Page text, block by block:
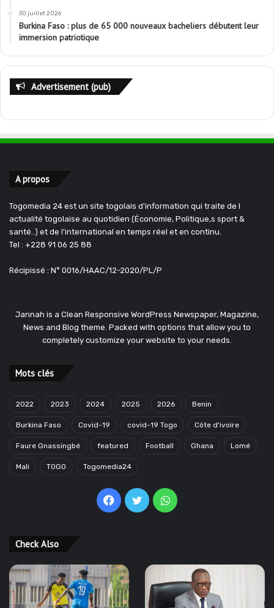
30 juillet 2026
Burkina Faso : plus de 65 000 nouveaux bacheliers débutent leur
immersion patriotique
Advertisement (pub)
A propos
Togomedia 24 est un site togolais d'information qui traite de l
actualité togolaise au quotidien (Économie, Politique,s sport &
santé..) et de l'international en temps réel et en continu.
Tel : +228 91 06 25 88
Récipissé : N° 0016/HAAC/12-2020/PL/P
Jannah is a Clean Responsive WordPress Newspaper, Magazine,
News and Blog theme. Packed with options that allow you to
completely customize your website to your needs.
Mots clés
2022 2023 2024 2025 2026 Benin
Burkina Faso Covid-19 covid-19 Togo Côte d'ivoire
Faure Gnassingbé featured Football Ghana Lomé
Mali TOGO Togomedia24
Facebook
TwitterWhatsApp
Check Also